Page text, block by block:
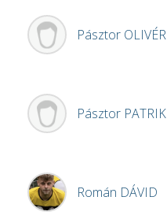
Pásztor OLIVÉR
Pásztor PATRIK
Román DÁVID